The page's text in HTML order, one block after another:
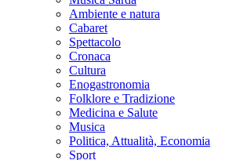
Ambiente e natura
Cabaret
Spettacolo
Cronaca
Cultura
Enogastronomia
Folklore e Tradizione
Medicina e Salute
Musica
Politica, Attualità, Economia
Sport